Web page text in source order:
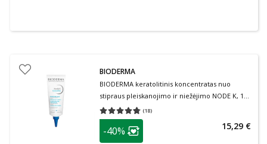
BIODERMA
BIODERMA keratolitinis koncentratas nuo
stipraus pleiskanojimo ir niežėjimo NODE K, 100
ml
(18)
Vidutinis įvertinimas 4.72
patarimas
Lojalumo klubo narių nuolaida
-40% 15,29 €